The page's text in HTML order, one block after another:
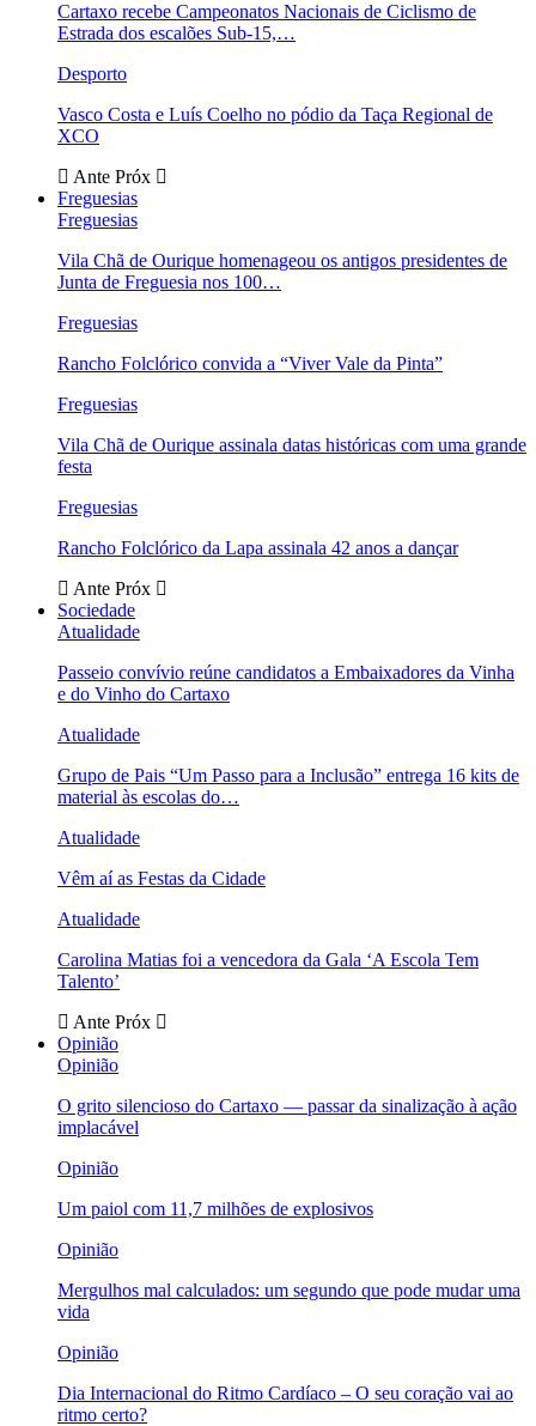
Cartaxo recebe Campeonatos Nacionais de Ciclismo de
Estrada dos escalões Sub-15,…
Desporto
Vasco Costa e Luís Coelho no pódio da Taça Regional de
XCO
Ante Próx
Freguesias
Freguesias
Vila Chã de Ourique homenageou os antigos presidentes de
Junta de Freguesia nos 100…
Freguesias
Rancho Folclórico convida a “Viver Vale da Pinta”
Freguesias
Vila Chã de Ourique assinala datas históricas com uma grande
festa
Freguesias
Rancho Folclórico da Lapa assinala 42 anos a dançar
Ante Próx
Sociedade
Atualidade
Passeio convívio reúne candidatos a Embaixadores da Vinha
e do Vinho do Cartaxo
Atualidade
Grupo de Pais “Um Passo para a Inclusão” entrega 16 kits de
material às escolas do…
Atualidade
Vêm aí as Festas da Cidade
Atualidade
Carolina Matias foi a vencedora da Gala ‘A Escola Tem
Talento’
Ante Próx
Opinião
Opinião
O grito silencioso do Cartaxo — passar da sinalização à ação
implacável
Opinião
Um paiol com 11,7 milhões de explosivos
Opinião
Mergulhos mal calculados: um segundo que pode mudar uma
vida
Opinião
Dia Internacional do Ritmo Cardíaco – O seu coração vai ao
ritmo certo?